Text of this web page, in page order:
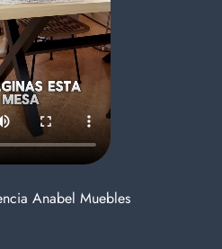
Anabel Muebles